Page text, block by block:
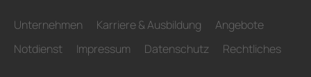
Unternehmen Karriere & Ausbildung
Angebote
Notdienst
Impressum Datenschutz Rechtliches